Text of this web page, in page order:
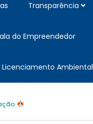
Transparência
do Empreendedor
Licenciamento Ambiental